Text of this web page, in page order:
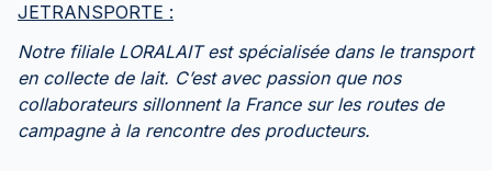
JETRANSPORTE :
Notre filiale LORALAIT est spécialisée dans le transport
en collecte de lait. C’est avec passion que nos
collaborateurs sillonnent la France sur les routes de
campagne à la rencontre des producteurs.